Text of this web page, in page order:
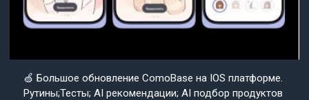
🍏 Большое обновление ComoBase на IOS платформе.
Рутины;Тесты; AI рекомендации; AI подбор продуктов